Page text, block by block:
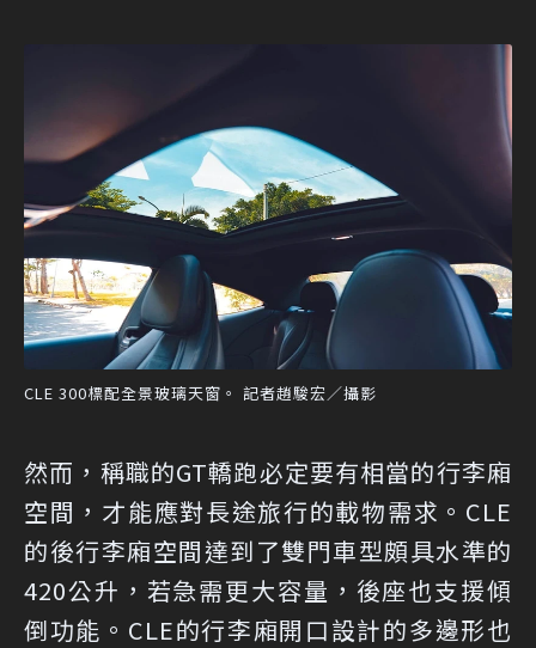
CLE 300標配全景玻璃天窗。 記者趙駿宏／攝影
然而，稱職的GT轎跑必定要有相當的行李廂
空間，才能應對長途旅行的載物需求。CLE
的後行李廂空間達到了雙門車型頗具水準的
420公升，若急需更大容量，後座也支援傾
倒功能。CLE的行李廂開口設計的多邊形也